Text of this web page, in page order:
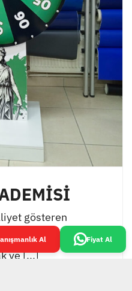
gösteren
ve [...]
Al Fiyat Al